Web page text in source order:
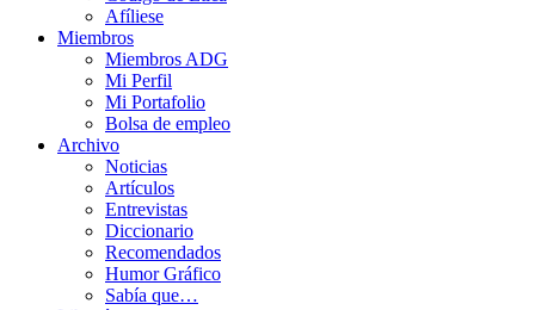
Afíliese
Miembros
Miembros ADG
Mi Perfil
Mi Portafolio
Bolsa de empleo
Archivo
Noticias
Artículos
Entrevistas
Diccionario
Recomendados
Humor Gráfico
Sabía que…